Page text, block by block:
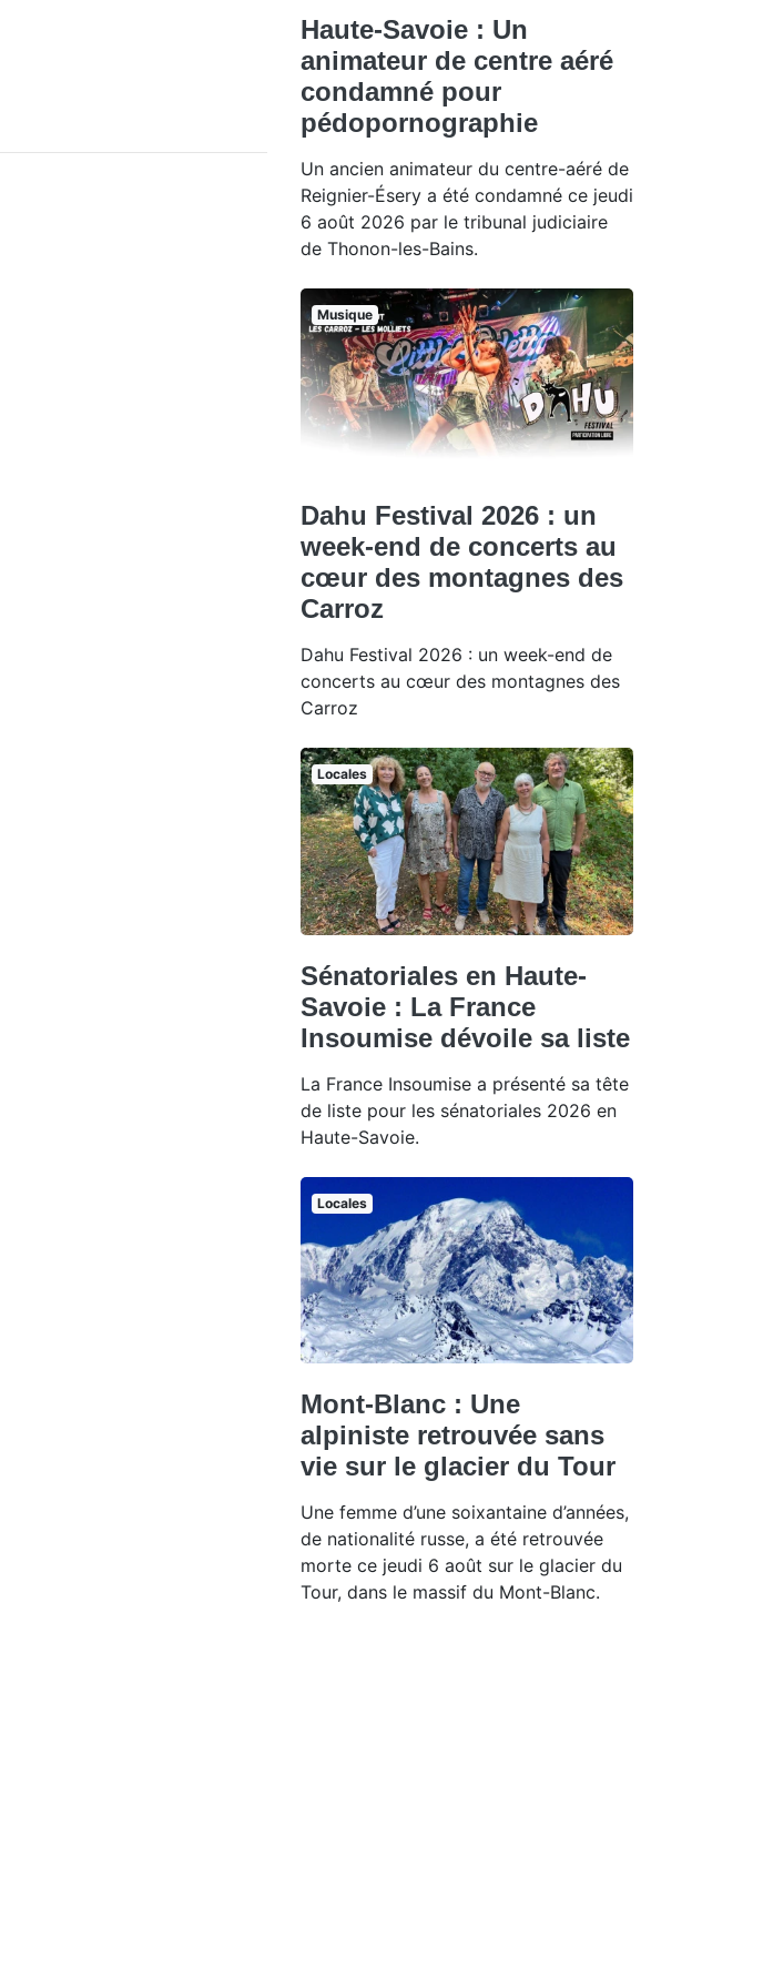
Haute-Savoie : Un
animateur de centre aéré
condamné pour
pédopornographie
Un ancien animateur du centre-aéré de
Reignier-Ésery a été condamné ce jeudi
6 août 2026 par le tribunal judiciaire
de Thonon-les-Bains.
Musique
Dahu Festival 2026 : un
week-end de concerts au
cœur des montagnes des
Carroz
Dahu Festival 2026 : un week-end de
concerts au cœur des montagnes des
Carroz
Locales
Sénatoriales en Haute-
Savoie : La France
Insoumise dévoile sa liste
La France Insoumise a présenté sa tête
de liste pour les sénatoriales 2026 en
Haute-Savoie.
Locales
Mont-Blanc : Une
alpiniste retrouvée sans
vie sur le glacier du Tour
Une femme d’une soixantaine d’années,
de nationalité russe, a été retrouvée
morte ce jeudi 6 août sur le glacier du
Tour, dans le massif du Mont-Blanc.